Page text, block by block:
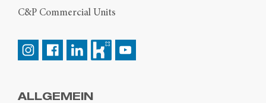
C&P Commercial Units
ALLGEMEIN